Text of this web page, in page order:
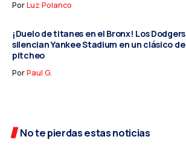
PorLuz Polanco
¡Duelo de titanes en el Bronx! Los Dodgers
silencian Yankee Stadium en un clásico de
pitcheo
PorPaul G.
No te pierdas estas noticias